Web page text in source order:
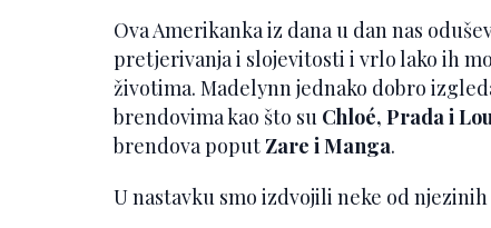
Ova Amerikanka iz dana u dan nas
pretjerivanja i slojevitosti i vrlo lako ih
životima. Madelynn jednako dobro
brendovima kao što su Chloé, Prada i
brendova poput Zare i Manga.
U nastavku smo izdvojili neke od